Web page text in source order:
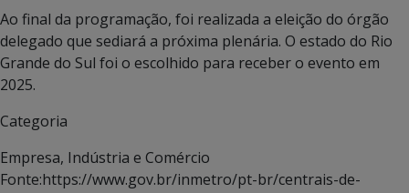
Ao final da programação, foi realizada a eleição do órgão
delegado que sediará a próxima plenária. O estado do Rio
Grande do Sul foi o escolhido para receber o evento em
2025.
Categoria
Empresa, Indústria e Comércio
Fonte:https://www.gov.br/inmetro/pt-br/centrais-de-